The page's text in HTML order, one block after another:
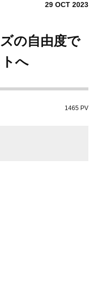
29 OCT 2023
の自由度で
へ
1465 PV